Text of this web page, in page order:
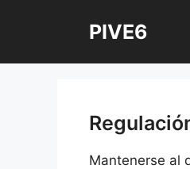
PIVE6
Mantenerse al